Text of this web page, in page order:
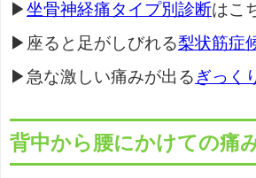
▶ 坐骨神経痛タイプ別診断はこ
▶座ると足がしびれる梨状筋症
▶急な激しい痛みが出る ぎっく
背中から腰にかけての痛